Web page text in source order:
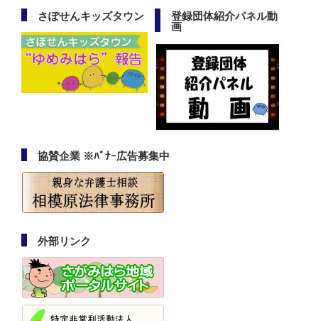
さぽせんキッズタウン
登録団体紹介パネル動
画
協賛企業 ※ﾊﾞﾅｰ広告募集中
外部リンク